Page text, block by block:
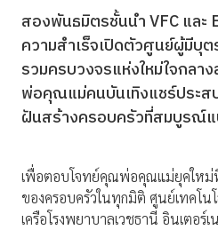
สองพันธมิตรชั้นนำ VFC และ
ความสำเร็จเปิดตัวศูนย์ผู้มีบุ
รวมครบวงจรแห่งใหม่ใจกล
พ่อคุณแม่คนบันเทิงแชร์ประ
ฝันสร้างครอบครัวที่สมบูรณ์
เพื่อตอบโจทย์คุณพ่อคุณแม่ยุคใหม่
ของครอบครัวในทุกมิติ ศูนย์เทคโน
เครือโรงพยาบาลเวชธานี อินเตอ